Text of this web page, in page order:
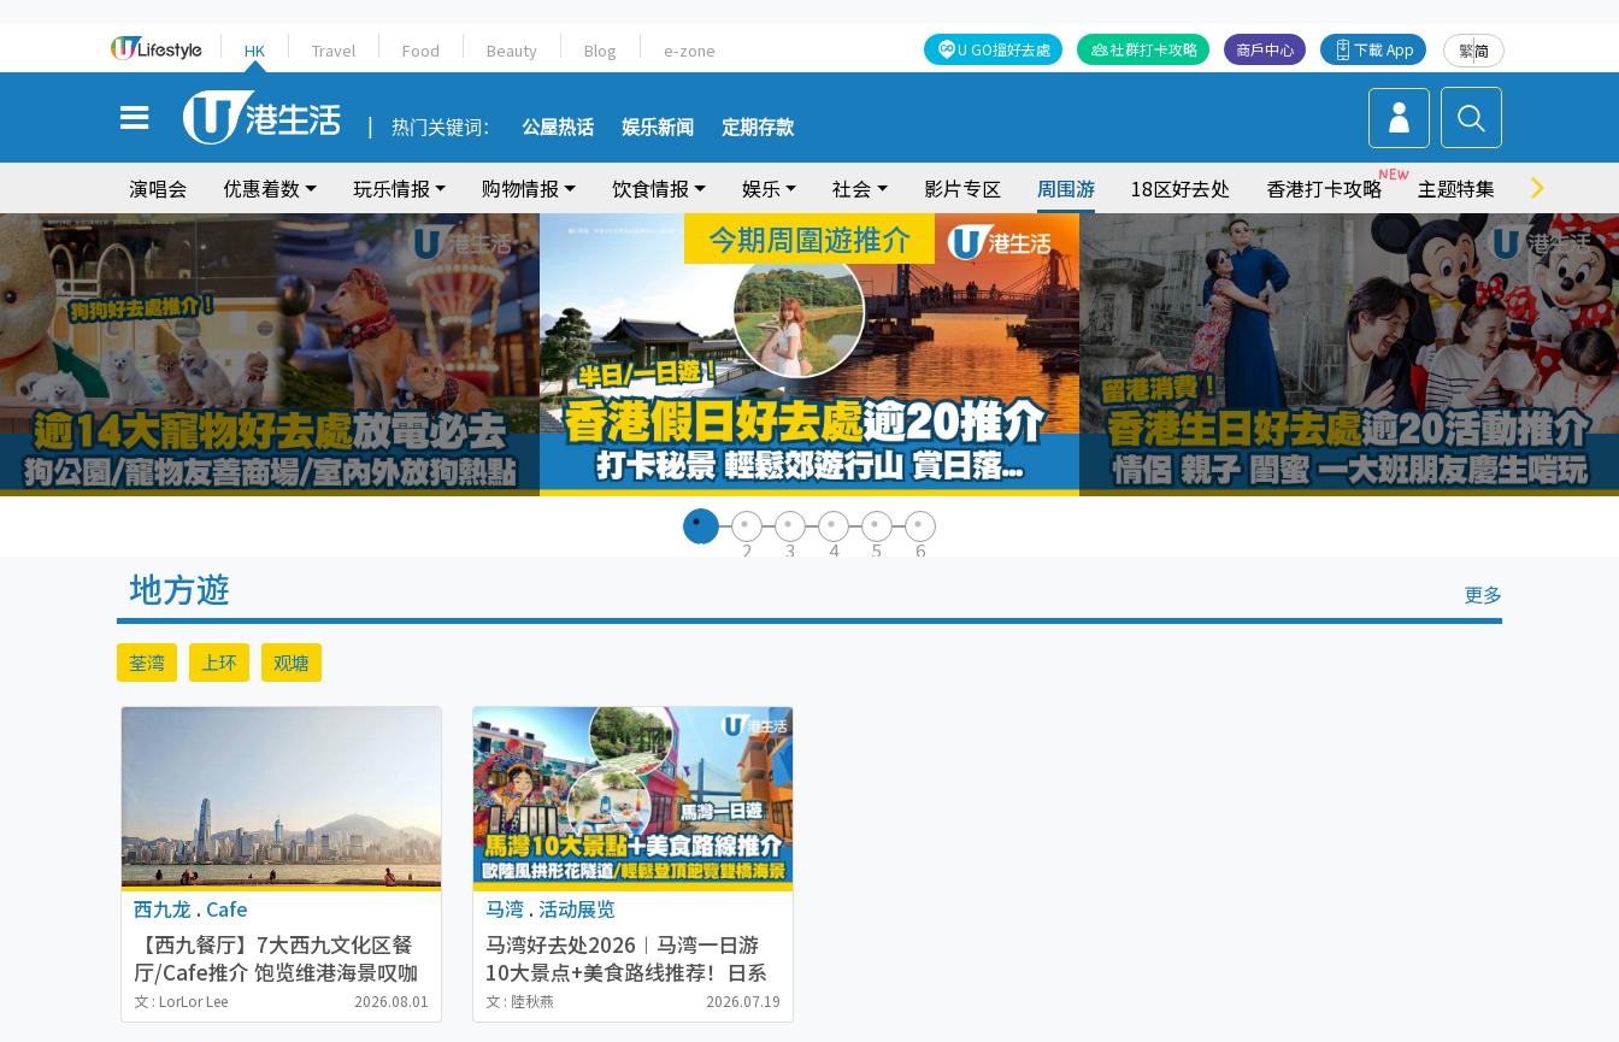
HK Travel Food Beauty Blog e-zone 繁简
下載 App
商戶中心
社群打卡攻略
U GO搵好去處
热门关键词： 公屋热话 娱乐新闻 定期存款
演唱会 优惠着数 玩乐情报 购物情报 饮食情报 娱乐 社会 影片专区 周围游 18区好去处 香港打卡攻略 主题特集 商场情报
今期周圍遊推介
1 2 3 4 5 6
地方遊 更多
荃湾 上环 观塘
西九龙 . Cafe
【西九餐厅】7大西九文化区餐
厅/Cafe推介 饱览维港海景叹咖
啡/pizza/热狗
文 : LorLor Lee 2026.08.01
马湾 . 活动展览
马湾好去处2026︱马湾一日游
10大景点+美食路线推荐！日系
家庭小屋cafe/简易远足行程
文 : 陸秋燕 2026.07.19